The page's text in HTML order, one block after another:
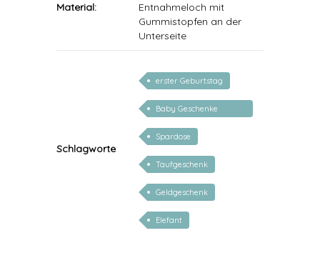
Material:
Entnahmeloch mit
Gummistopfen an der
Unterseite
Schlagworte
erster Geburtstag
Baby Geschenke
personalisierbar
Spardose
Taufgeschenk
Geldgeschenk
Elefant